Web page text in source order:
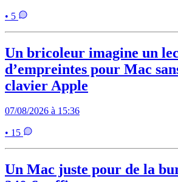
• 5
Un bricoleur imagine un
d’empreintes pour Mac
clavier Apple
07/08/2026 à 15:36
• 15
Un Mac juste pour de la